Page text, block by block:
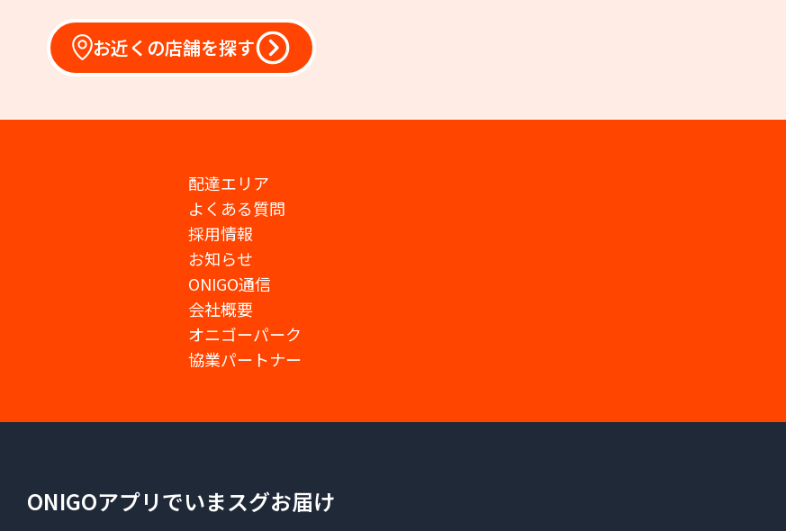
お近くの店舗を探す
配達エリア
よくある質問
採用情報
お知らせ
ONIGO通信
会社概要
オニゴーパーク
協業パートナー
ONIGOアプリでいまスグお届け